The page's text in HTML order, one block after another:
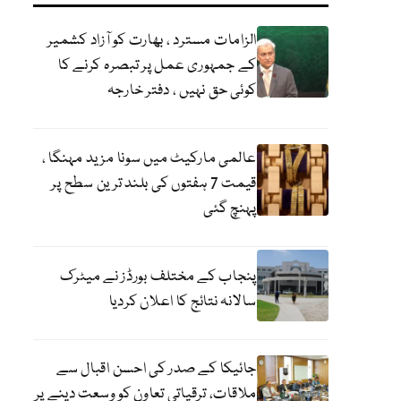
الزامات مسترد ، بھارت کو آزاد کشمیر
کے جمہوری عمل پر تبصرہ کرنے کا
کوئی حق نہیں ، دفتر خارجہ
عالمی مارکیٹ میں سونا مزید مہنگا ،
قیمت 7 ہفتوں کی بلند ترین سطح پر
پہنچ گئی
پنجاب کے مختلف بورڈز نے میٹرک
سالانہ نتائج کا اعلان کردیا
جائیکا کے صدر کی احسن اقبال سے
ملاقات، ترقیاتی تعاون کو وسعت دینے پر